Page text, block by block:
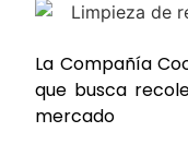
La Compañía
que busca
mercado